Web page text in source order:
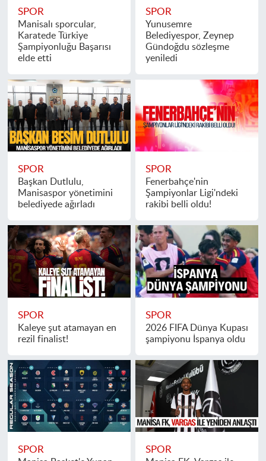
SPOR
Manisalı sporcular,
Karatede Türkiye
Şampiyonluğu Başarısı
elde etti
SPOR
Yunusemre
Belediyespor, Zeynep
Gündoğdu sözleşme
yeniledi
SPOR
Başkan Dutlulu,
Manisaspor yönetimini
belediyede ağırladı
SPOR
Fenerbahçe'nin
Şampiyonlar Ligi'ndeki
rakibi belli oldu!
SPOR
Kaleye şut atamayan en
rezil finalist!
SPOR
2026 FIFA Dünya Kupası
şampiyonu İspanya oldu
SPOR SPOR